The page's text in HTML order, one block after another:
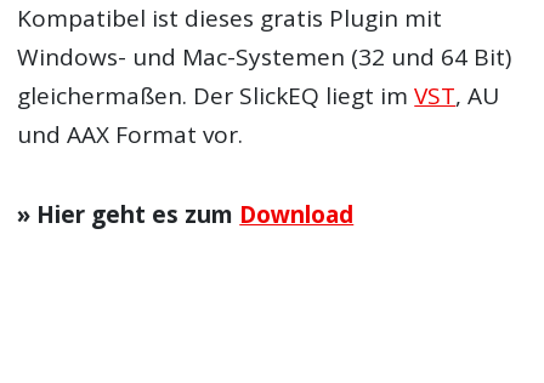
Kompatibel ist dieses gratis Plugin mit
Windows- und Mac-Systemen (32 und 64 Bit)
gleichermaßen. Der SlickEQ liegt imVST, AU
und AAX Format vor.
» Hier geht es zum Download